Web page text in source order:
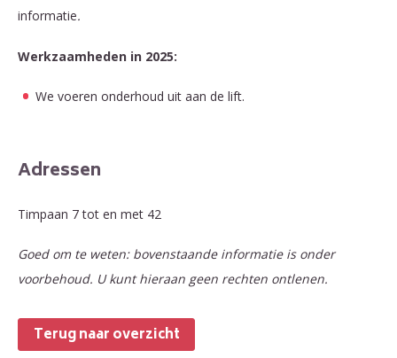
informatie.
Werkzaamheden in 2025:
We voeren onderhoud uit aan de lift.
Adressen
Timpaan 7 tot en met 42
Goed om te weten: bovenstaande informatie is onder
voorbehoud. U kunt hieraan geen rechten ontlenen.
Terug naar overzicht